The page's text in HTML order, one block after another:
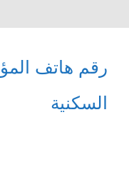
رقم هاتف
السكنية